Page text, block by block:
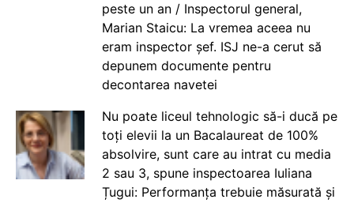
peste un an / Inspectorul general,
Marian Staicu: La vremea aceea nu
eram inspector șef. ISJ ne-a cerut să
depunem documente pentru
decontarea navetei
Nu poate liceul tehnologic să-i ducă pe
toți elevii la un Bacalaureat de 100%
absolvire, sunt care au intrat cu media
2 sau 3, spune inspectoarea Iuliana
Țugui: Performanța trebuie măsurată și